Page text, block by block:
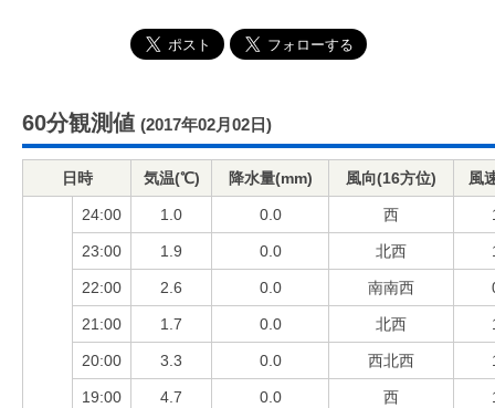
60分観測値 (2017年02月02日)
日時 気温(℃) 降水量(mm) 風向(16方位) 風
24:00 1.0 0.0 西
23:00 1.9 0.0 北西
22:00 2.6 0.0 南南西
21:00 1.7 0.0 北西
20:00 3.3 0.0 西北西
19:00 4.7 0.0 西